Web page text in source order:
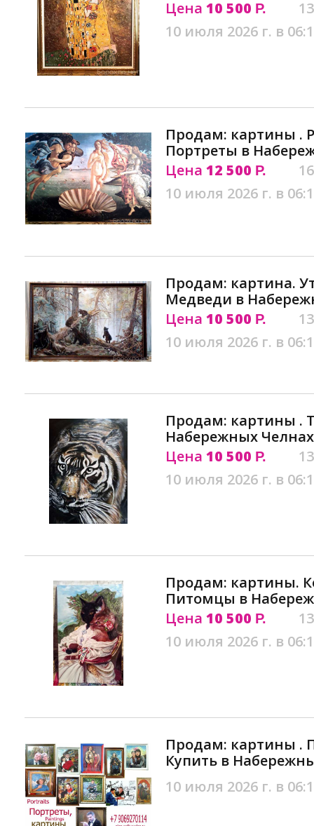
Цена 10 500 Р.
10 июля 2026 г. в
Продам: картины .
Портреты в
Цена 12 500 Р.
10 июля 2026 г. в
Продам: картина.
Медведи в
Цена 10 500 Р.
10 июля 2026 г. в
Продам: картины .
Набережных Челнах
Цена 10 500 Р.
10 июля 2026 г. в
Продам: картины.
Питомцы в
Цена 10 500 Р.
10 июля 2026 г. в
Продам: картины .
Купить в
10 июля 2026 г. в